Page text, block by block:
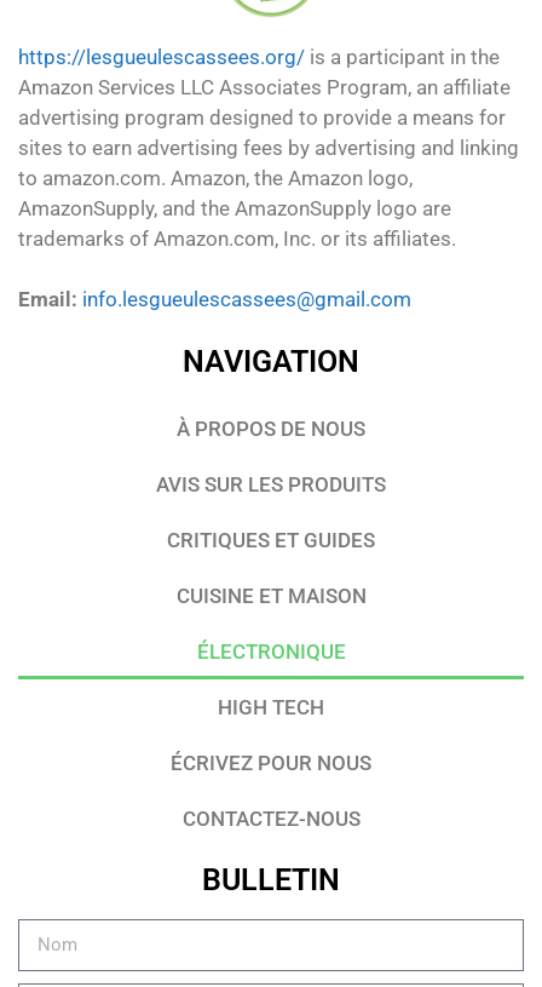
https://lesgueulescassees.org/ is a participant in the
Amazon Services LLC Associates Program, an affiliate
advertising program designed to provide a means for
sites to earn advertising fees by advertising and linking
to amazon.com. Amazon, the Amazon logo,
AmazonSupply, and the AmazonSupply logo are
trademarks of Amazon.com, Inc. or its affiliates.
Email: info.lesgueulescassees@gmail.com
NAVIGATION
À PROPOS DE NOUS
AVIS SUR LES PRODUITS
CRITIQUES ET GUIDES
CUISINE ET MAISON
ÉLECTRONIQUE
HIGH TECH
ÉCRIVEZ POUR NOUS
CONTACTEZ-NOUS
BULLETIN